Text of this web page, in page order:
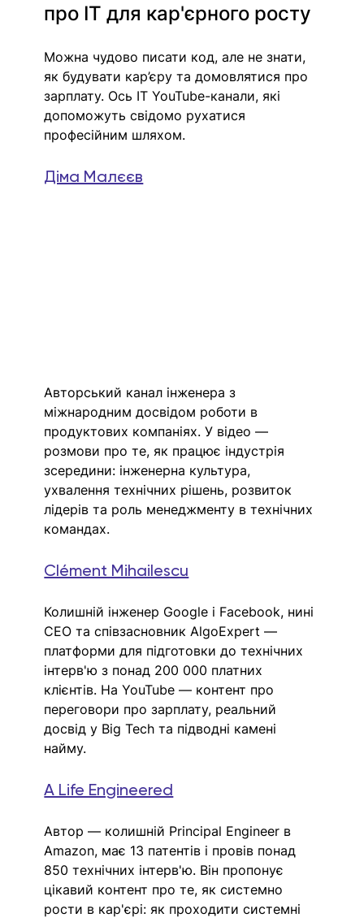
про IT для кар'єрного росту
Можна чудово писати код, але не знати,
як будувати кар’єру та домовлятися про
зарплату. Ось IT YouTube-канали, які
допоможуть свідомо рухатися
професійним шляхом.
Діма Малєєв
Авторський канал інженера з
міжнародним досвідом роботи в
продуктових компаніях. У відео —
розмови про те, як працює індустрія
зсередини: інженерна культура,
ухвалення технічних рішень, розвиток
лідерів та роль менеджменту в технічних
командах.
Clément Mihailescu
Колишній інженер Google і Facebook, нині
CEO та співзасновник AlgoExpert —
платформи для підготовки до технічних
інтерв'ю з понад 200 000 платних
клієнтів. На YouTube — контент про
переговори про зарплату, реальний
досвід у Big Tech та підводні камені
найму.
A Life Engineered
Автор — колишній Principal Engineer в
Amazon, має 13 патентів і провів понад
850 технічних інтерв'ю. Він пропонує
цікавий контент про те, як системно
рости в кар'єрі: як проходити системні